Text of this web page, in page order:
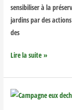
sensibiliser à la
jardins par des
des
Lire la suite »
Campagne